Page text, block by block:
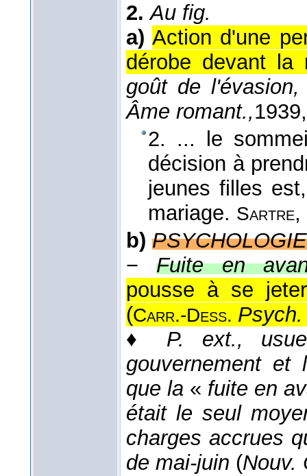
2. Au fig.
a) Action d'une
dérobe devant la
goût de
Âme romant.,1939
2. ... le
décision à
jeunes filles
mariage. Sartre,
b) PSYCHOLOGIE
−Fuite en
pousse à se
(Carr.-Dess. Psych.
♦ P. ext.,
gouvernement et
que la « fuite en
était le seul
charges accrues
de mai-juin (Nouv.